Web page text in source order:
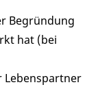
Begründung
hat (bei
Lebenspartner